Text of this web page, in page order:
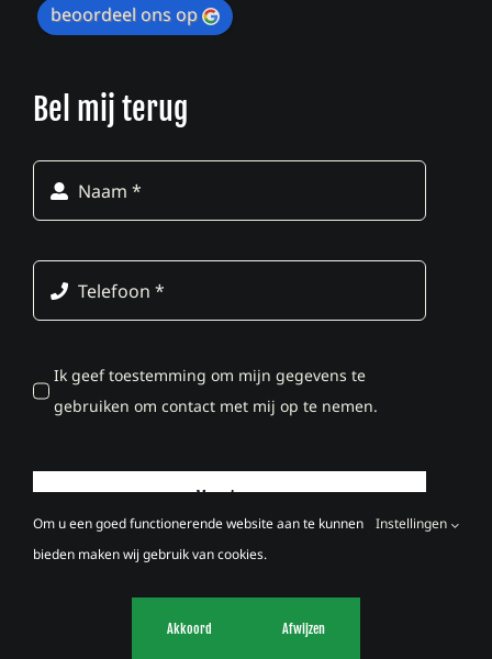
beoordeel ons op
Bel mij terug
Ik geef toestemming om mijn gegevens te
gebruiken om contact met mij op te nemen.
Verstuur
© Copyright 2012 - 2026 | All Rights Reserved - Vakantiehuis40.nl
Marcothing
Om u een goed functionerende website aan te kunnen
bieden maken wij gebruik van cookies.
Instellingen
Akkoord Afwijzen